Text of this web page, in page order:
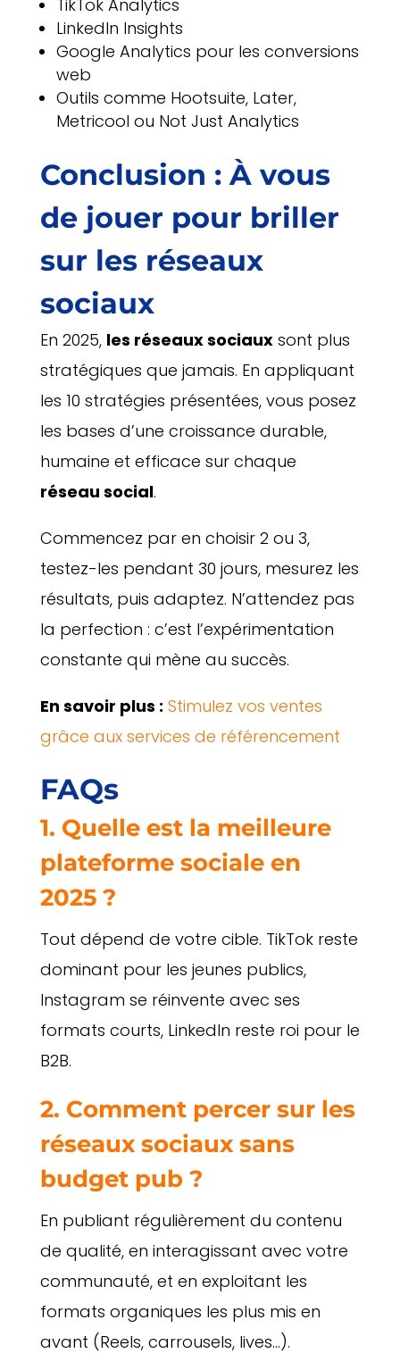
TikTok Analytics
LinkedIn Insights
Google Analytics pour les conversions
web
Outils comme Hootsuite, Later,
Metricool ou Not Just Analytics
Conclusion : À vous
de jouer pour briller
sur les réseaux
sociaux
En 2025, les réseaux sociauxsont plus
stratégiques que jamais. En appliquant
les 10 stratégies présentées, vous posez
les bases d’une croissance durable,
humaine et efficace sur chaque
réseau social.
Commencez par en choisir 2 ou 3,
testez-les pendant 30 jours, mesurez les
résultats, puis adaptez. N’attendez pas
la perfection : c’est l’expérimentation
constante qui mène au succès.
En savoir plus : Stimulez vos ventes
grâce aux services de référencement
FAQs
1. Quelle est la meilleure
plateforme sociale en
2025 ?
Tout dépend de votre cible. TikTok reste
dominant pour les jeunes publics,
Instagram se réinvente avec ses
formats courts, LinkedIn reste roi pour le
B2B.
2. Comment percer sur les
réseaux sociaux sans
budget pub ?
En publiant régulièrement du contenu
de qualité, en interagissant avec votre
communauté, et en exploitant les
formats organiques les plus mis en
avant (Reels, carrousels, lives…).